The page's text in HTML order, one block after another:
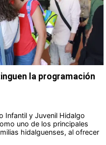
la programación
Infantil y Juvenil Hidalgo
uno de los principales
hidalguenses, al ofrecer